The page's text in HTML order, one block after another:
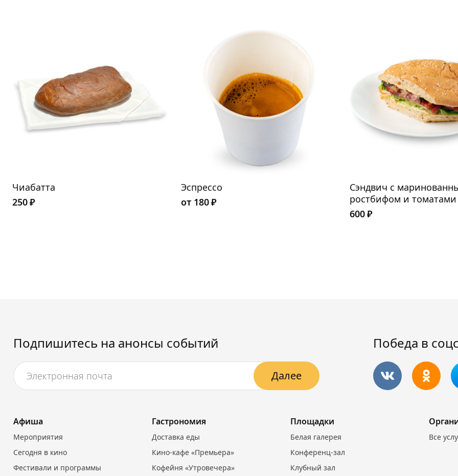
Чиабатта
250₽
Эспрессо
от 180₽
Сэндвич с
ростбифом и томатами
600₽
Подпишитесь на анонсы событий
Далее
Победа в
Афиша
Мероприятия
Сегодня в кино
Фестивали и программы
Гастрономия
Доставка еды
Кино-кафе «Премьера»
Кофейня «Утровечера»
Площадки
Белая галерея
Конференц-зал
Клубный зал
Все